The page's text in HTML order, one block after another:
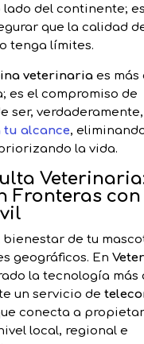
lado del continente;
que la calidad
tenga límites.
veterinariaes más
es el compromiso de
ser,
alcance,
la vida.
Fronteras con
bienestar de tu
geográficos. En
la tecnología más
un servicio de
conecta a
local, regional e